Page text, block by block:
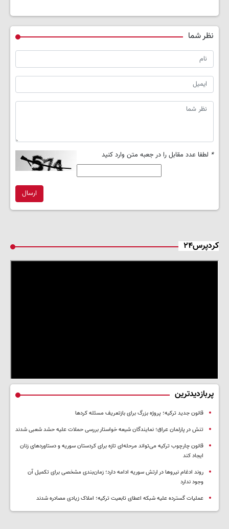
نظر شما
* لطفا عدد مقابل را در جعبه متن وارد کنید
ارسال
کردپرس۲۴
پربازدیدترین
قانون جدید ترکیه؛ پروژه بزرگ‌ برای بازتعریف مسئله کردها
تنش در پارلمان عراق؛ نمایندگان شیعه خواستار بررسی حملات علیه حشد شعبی شدند
قانون چارچوب ترکیه می‌تواند مرحله‌ای تازه برای کردستان سوریه و دستاوردهای زنان
ایجاد کند
روند ادغام نیروها در ارتش سوریه ادامه دارد؛ زمان‌بندی مشخصی برای تکمیل آن
وجود ندارد
عملیات گسترده علیه شبکه اعطای تابعیت ترکیه؛ املاک زیادی مصادره شدند